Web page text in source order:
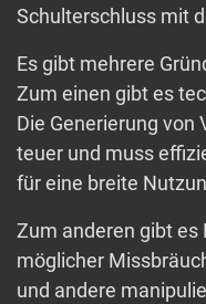
Schulterschluss mit
Es gibt mehrere
Zum einen gibt es
Die Generierung von
teuer und muss
für eine breite
Zum anderen gibt es
möglicher
und andere